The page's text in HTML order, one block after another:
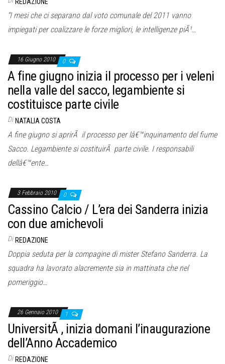
“I mesi che ci separano dal voto comunale del 2011 vanno
impiegati per coalizzare le forze migliori, le intelligenze piÃ¹…
16 Giugno 2010 0
A fine giugno inizia il processo per i veleni
nella valle del sacco, legambiente si
costituisce parte civile
Di NATALIA COSTA
A fine giugno si aprirÃ il processo per lâ€™inquinamento del fiume
Sacco. Legambiente si costituirÃ parte civile. I responsabili
dellâ€™ente…
3 Febbraio 2010 0
Cassino Calcio / L’era dei Sanderra inizia
con due amichevoli
Di REDAZIONE
Doppia seduta per la compagine di mister Stefano Sanderra. La
squadra ha lavorato alacremente sia in mattinata che nel
pomeriggio…
26 Gennaio 2010 1
UniversitÃ , inizia domani l’inaugurazione
dell’Anno Accademico
Di REDAZIONE